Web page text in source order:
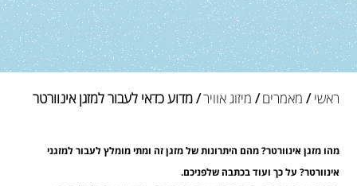
ראשי / מאמרים/ מיזוג אוויר/ מדוע כדאי לעבור למזגן אינוורטר
מהו מזגן אינוורטר? מהם היתרונות של מזגן זה ומתי מומלץ לעבור למזגני
אינוורטר? על כך ועוד בכתבה שלפניכם.